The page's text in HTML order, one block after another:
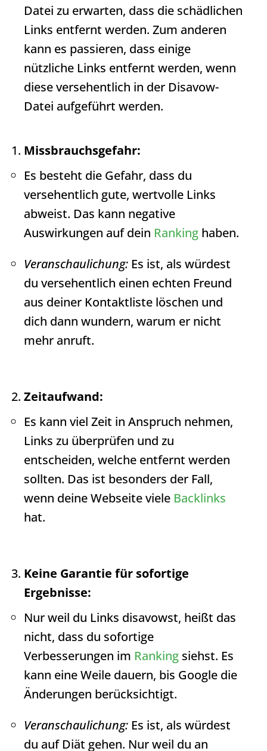
Datei zu erwarten, dass die schädlichen
Links entfernt werden. Zum anderen
kann es passieren, dass einige
nützliche Links entfernt werden, wenn
diese versehentlich in der Disavow-
Datei aufgeführt werden.
Missbrauchsgefahr:
Es besteht die Gefahr, dass du
versehentlich gute, wertvolle Links
abweist. Das kann negative
Auswirkungen auf dein Ranking haben.
Veranschaulichung: Es ist, als würdest
du versehentlich einen echten Freund
aus deiner Kontaktliste löschen und
dich dann wundern, warum er nicht
mehr anruft.
Zeitaufwand:
Es kann viel Zeit in Anspruch nehmen,
Links zu überprüfen und zu
entscheiden, welche entfernt werden
sollten. Das ist besonders der Fall,
wenn deine Webseite viele Backlinks
hat.
Keine Garantie für sofortige
Ergebnisse:
Nur weil du Links disavowst, heißt das
nicht, dass du sofortige
Verbesserungen im Ranking siehst. Es
kann eine Weile dauern, bis Google die
Änderungen berücksichtigt.
Veranschaulichung: Es ist, als würdest
du auf Diät gehen. Nur weil du an